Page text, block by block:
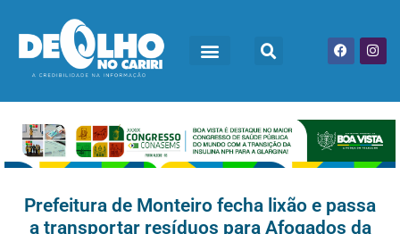
Prefeitura de Monteiro fecha lixão e passa
a transportar resíduos para Afogados da